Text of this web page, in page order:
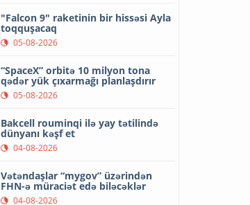
"Falcon 9" raketinin bir hissəsi Ayla
toqquşacaq
05-08-2026
“SpaceX” orbitə 10 milyon tona
qədər yük çıxarmağı planlaşdırır
05-08-2026
Bakcell rouminqi ilə yay tətilində
dünyanı kəşf et
04-08-2026
Vətəndaşlar “mygov” üzərindən
FHN-ə müraciət edə biləcəklər
04-08-2026